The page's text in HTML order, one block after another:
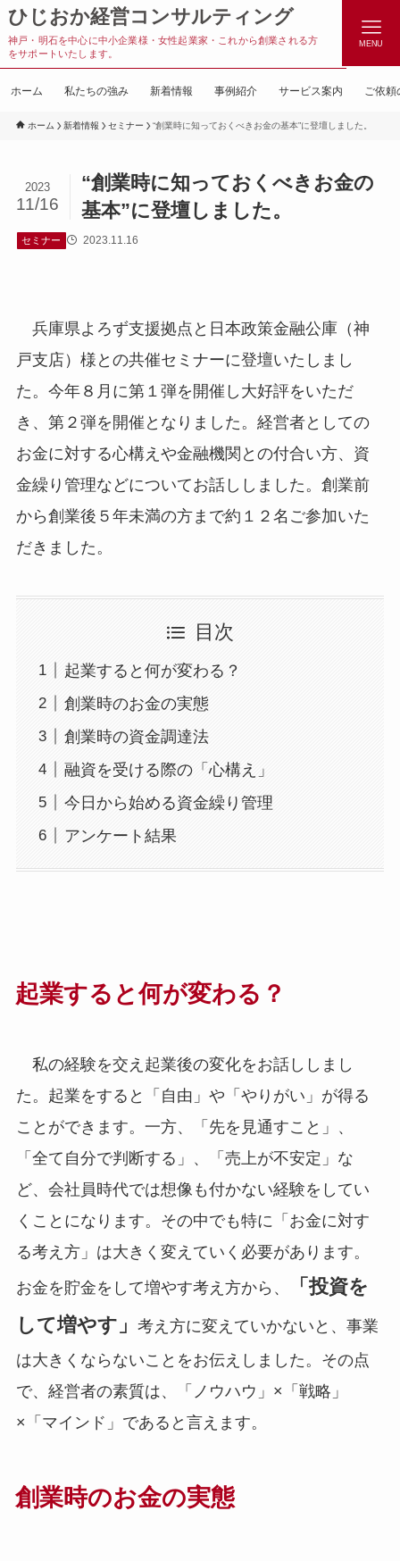
ひじおか経営コンサルティング
神戸・明石を中心に中小企業様・女性起業家・これから創業される方
をサポートいたします。
MENU
ホーム 私たちの強み 新着情報 事例紹介 サービス案内 ご依頼
ホーム 新着情報 セミナー “創業時に知っておくべきお金の基本”に登壇しました。
“創業時に知っておくべきお金の
基本”に登壇しました。
2023
11/16
セミナー 2023.11.16
兵庫県よろず支援拠点と日本政策金融公庫（神
戸支店）様との共催セミナーに登壇いたしまし
た。今年８月に第１弾を開催し大好評をいただ
き、第２弾を開催となりました。経営者としての
お金に対する心構えや金融機関との付合い方、資
金繰り管理などについてお話ししました。創業前
から創業後５年未満の方まで約１２名ご参加いた
だきました。
目次
起業すると何が変わる？
創業時のお金の実態
創業時の資金調達法
融資を受ける際の「心構え」
今日から始める資金繰り管理
アンケート結果
起業すると何が変わる？
私の経験を交え起業後の変化をお話ししまし
た。起業をすると「自由」や「やりがい」が得る
ことができます。一方、「先を見通すこと」、
「全て自分で判断する」、「売上が不安定」な
ど、会社員時代では想像も付かない経験をしてい
くことになります。その中でも特に「お金に対す
る考え方」は大きく変えていく必要があります。
お金を貯金をして増やす考え方から、
「投資を
して増やす」 考え方に変えていかないと、事業
は大きくならないことをお伝えしました。その点
で、経営者の素質は、「ノウハウ」×「戦略」
×「マインド」であると言えます。
創業時のお金の実態